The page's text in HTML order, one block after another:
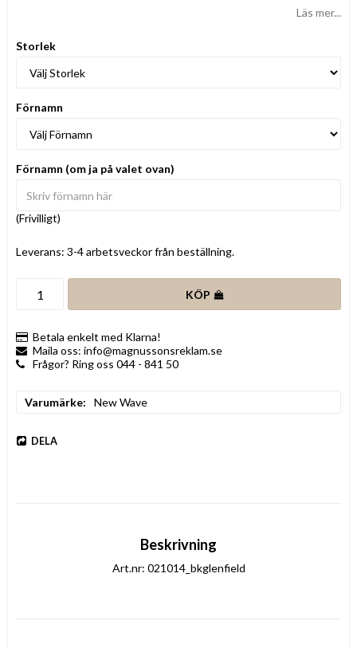
Läs mer...
Storlek
Förnamn
Förnamn (om ja på valet ovan)
(Frivilligt)
Leverans: 3-4 arbetsveckor från beställning.
KÖP
Betala enkelt med Klarna!
Maila oss: info@magnussonsreklam.se
Frågor? Ring oss 044 - 841 50
Varumärke New Wave
DELA
Beskrivning
Art.nr: 021014_bkglenfield